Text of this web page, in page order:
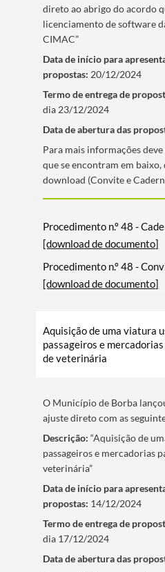
direto ao abrigo do acordo
licenciamento de software
CIMAC”
Data de iní­cio para
propostas: 20/12/2024
Termo de entrega de
dia 23/12/2024
Data de abertura das
​Para mais informações
que se encontram em
download (Convite e
Procedimento n.º 48 -
[download de documento]
Procedimento n.º 48 -
[download de documento]
Aquisição de uma viatura
passageiros e
de veterinária
O Municí­pio de Borba
ajuste direto com as
Descrição:“Aquisição de
passageiros e mercadorias
veterinária”
Data de iní­cio para
propostas: 14/12/2024
Termo de entrega de
dia 17/12/2024
Data de abertura das